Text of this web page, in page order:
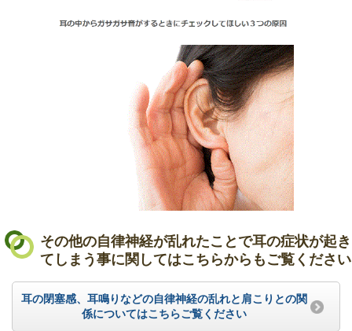
その他の自律神経が乱れたことで耳の症状が起き
てしまう事に関してはこちらからもご覧ください
耳の閉塞感、耳鳴りなどの自律神経の乱れと肩こりとの関
係についてはこちらご覧ください